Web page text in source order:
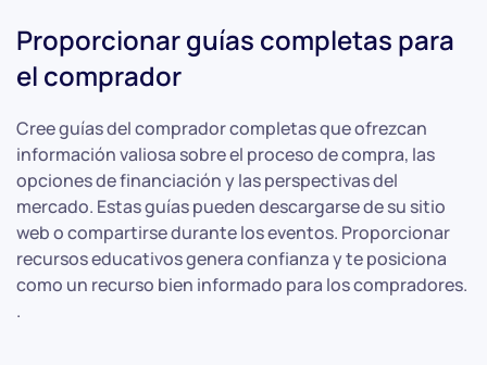
Proporcionar guías completas para
el comprador
Cree guías del comprador completas que ofrezcan
información valiosa sobre el proceso de compra, las
opciones de financiación y las perspectivas del
mercado. Estas guías pueden descargarse de su sitio
web o compartirse durante los eventos. Proporcionar
recursos educativos genera confianza y te posiciona
como un recurso bien informado para los compradores.
.